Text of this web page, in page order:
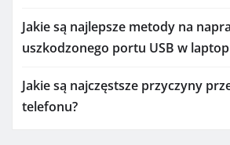
Jakie są najlepsze metody na
uszkodzonego portu USB w
Jakie są najczęstsze przyczyny
telefonu?